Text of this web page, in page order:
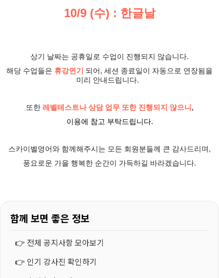
10/9 (수) : 한글날
상기 날짜는 공휴일로 수업이 진행되지 않습니다.
해당 수업들은 휴강연기 되어, 세션 종료일이 자동으로 연장됨을
미리 안내드립니다.
또한 레벨테스트나 상담 업무 또한 진행되지 않으니,
이용에 참고 부탁드립니다.
스카이벨영어와 함께해주시는 모든 회원분들께 큰 감사드리며,
풍요로운 가을 행복한 순간이 가득하길 바라겠습니다.
함께 보면 좋은 정보
👉 전체 공지사항 모아보기
👉 인기 강사진 확인하기